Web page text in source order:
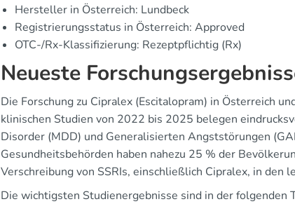
Hersteller in Österreich: Lundbeck
Registrierungsstatus in Österreich: Approved
OTC-/Rx-Klassifizierung: Rezeptpflichtig (Rx)
Neueste
Die Forschung zu Cipralex (Escitalopram) in Österreich
klinischen Studien von 2022 bis 2025 belegen
Disorder (MDD) und Generalisierten Angststörungen
Gesundheitsbehörden haben nahezu 25 % der
Verschreibung von SSRIs, einschließlich Cipralex, in
Die wichtigsten Studienergebnisse sind in der folgenden